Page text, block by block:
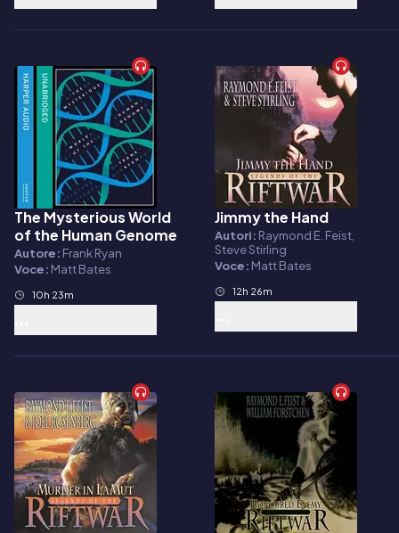
Audiolibro
The Mysterious World
of the Human Genome
Autore: Frank Ryan
Voce: Matt Bates
10h 23m
Audiolibro
Jimmy the Hand
Autori: Raymond E. Feist,
Steve Stirling
Voce: Matt Bates
12h 26m